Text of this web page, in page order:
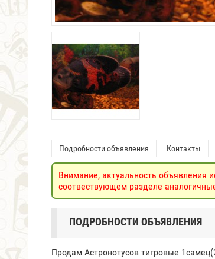
Подробности объявления Контакты
Внимание, актуальность объявления
соотвествующем разделе
ПОДРОБНОСТИ ОБЪЯВЛЕНИЯ
Продам Астронотусов тигровые